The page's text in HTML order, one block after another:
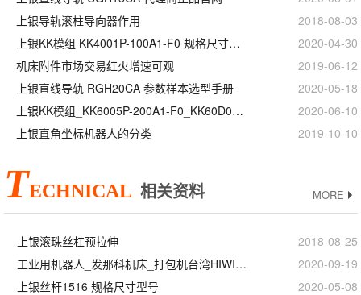
上银导轨滚柱导向器作用
2018-08-03
上银KK模组 KK4001P-100A1-F0 规格尺寸型号
2020-04-30
机床附件市场交易红火增速可观
2019-06-12
上银直线导轨 RGH20CA 参数样本选型手册
2020-05-18
上银KK模组_KK6005P-200A1-F0_KK60D05P-200A1-F0_等级精度安装
2020-06-10
上银直角坐标机器人的分类
2019-10-10
TECHNICAL 相关资料 MORE
上银滚珠丝杠预拉伸
2018-08-25
工业用机器人_发那科机床_打包机台湾HIWIN上银滚珠丝杆
2020-09-19
上银丝杆1516 规格尺寸型号
2020-05-08